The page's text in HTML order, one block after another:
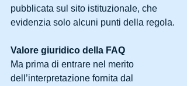
pubblicata sul sito istituzionale, che
evidenzia solo alcuni punti della regola.
Valore giuridico della FAQ
Ma prima di entrare nel merito
dell’interpretazione fornita dal